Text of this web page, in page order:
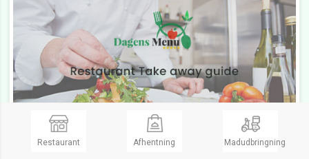
Restaurant Afhentning Madudbringning